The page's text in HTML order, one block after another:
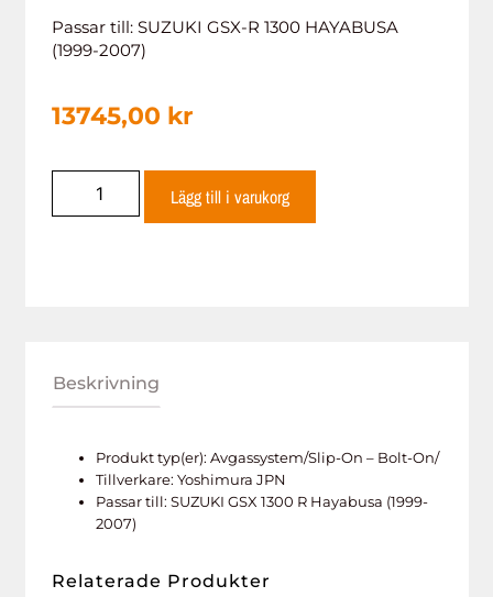
Passar till: SUZUKI GSX-R 1300 HAYABUSA
(1999-2007)
13745,00 kr
Lägg till i varukorg
Beskrivning
Produkt typ(er): Avgassystem/Slip-On – Bolt-On/
Tillverkare: Yoshimura JPN
Passar till: SUZUKI GSX 1300 R Hayabusa (1999-
2007)
Relaterade Produkter